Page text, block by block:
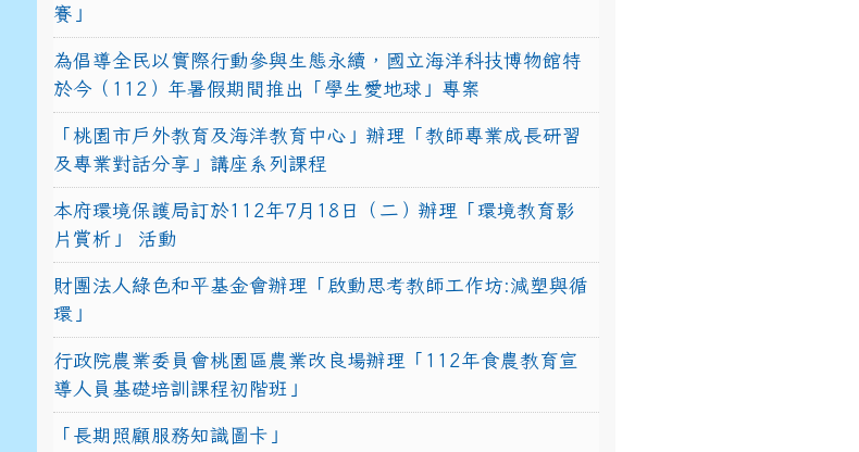
賽」
為倡導全民以實際行動參與生態永續，國立海洋科技博物館特
於今（112）年暑假期間推出「學生愛地球」專案
「桃園市戶外教育及海洋教育中心」辦理「教師專業成長研習
及專業對話分享」講座系列課程
本府環境保護局訂於112年7月18日（二）辦理「環境教育影
片賞析」 活動
財團法人綠色和平基金會辦理「啟動思考教師工作坊:減塑與循
環」
行政院農業委員會桃園區農業改良場辦理「112年食農教育宣
導人員基礎培訓課程初階班」
「長期照顧服務知識圖卡」